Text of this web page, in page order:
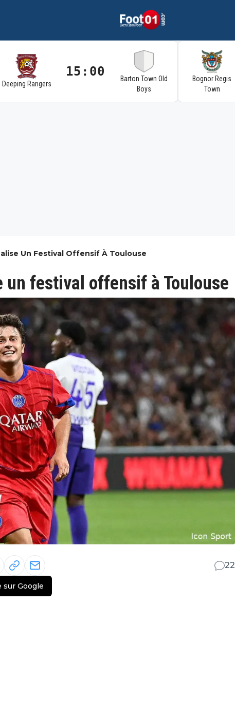
Deeping Rangers
15:00
Barton Town Old
Boys
Bognor Regis
Town
Un Festival Offensif À Toulouse
un festival offensif à Toulouse
22
Google